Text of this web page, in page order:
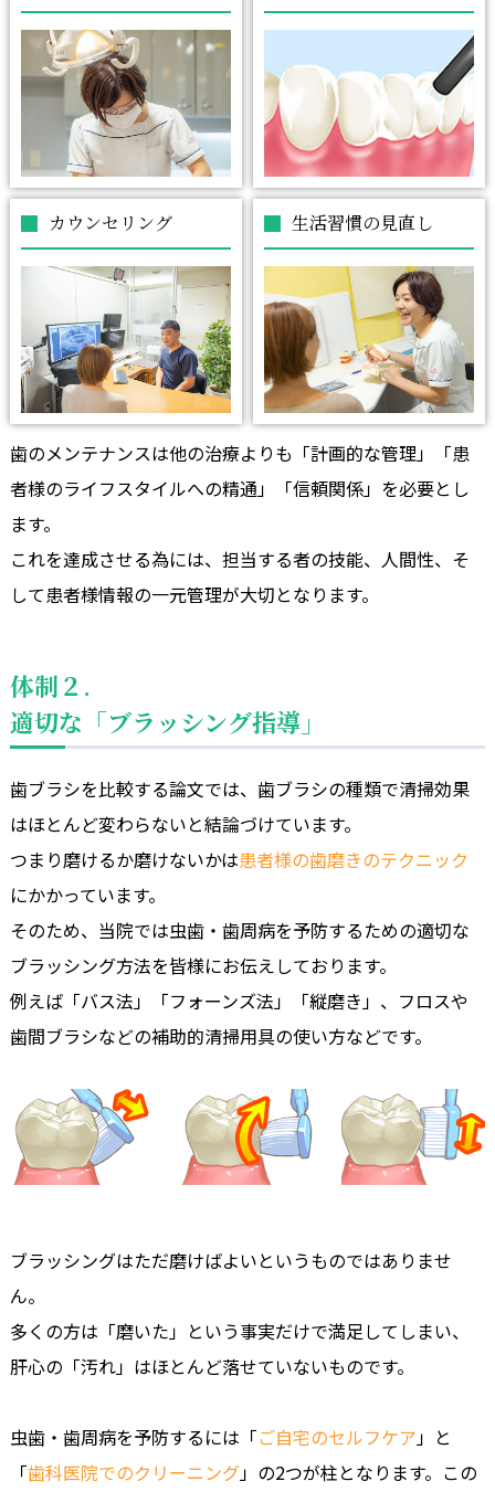
カウンセリング 生活習慣の見直し
歯のメンテナンスは他の治療よりも「計画的な管理」「患
者様のライフスタイルへの精通」「信頼関係」を必要とし
ます。
これを達成させる為には、担当する者の技能、人間性、そ
して患者様情報の一元管理が大切となります。
体制２.
適切な「ブラッシング指導」
歯ブラシを比較する論文では、歯ブラシの種類で清掃効果
はほとんど変わらないと結論づけています。
つまり磨けるか磨けないかは患者様の歯磨きのテクニック
にかかっています。
そのため、当院では虫歯・歯周病を予防するための適切な
ブラッシング方法を皆様にお伝えしております。
例えば「バス法」「フォーンズ法」「縦磨き」、フロスや
歯間ブラシなどの補助的清掃用具の使い方などです。
ブラッシングはただ磨けばよいというものではありませ
ん。
多くの方は「磨いた」という事実だけで満足してしまい、
肝心の「汚れ」はほとんど落せていないものです。
虫歯・歯周病を予防するには「ご自宅のセルフケア 」と
「歯科医院でのクリーニング」の2つが柱となります。この